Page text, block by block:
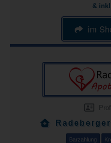
&
im
Barzahlung